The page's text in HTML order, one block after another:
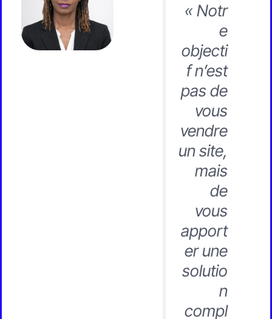
« Notr
e
objecti
f n’est
pas de
vous
vendre
un site,
mais
de
vous
apport
er une
solutio
n
compl